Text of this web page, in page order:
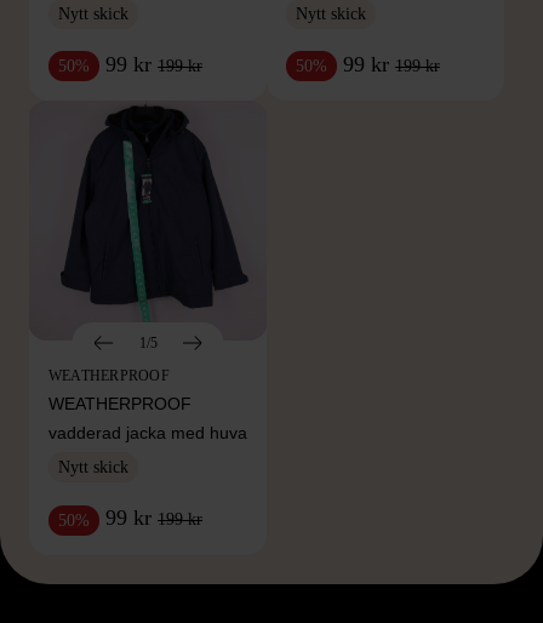
Nytt skick
50% 99 kr 199 kr
Nytt skick
50% 99 kr 199 kr
1/5
WEATHERPROOF
WEATHERPROOF
vadderad jacka med huva
Nytt skick
50% 99 kr 199 kr